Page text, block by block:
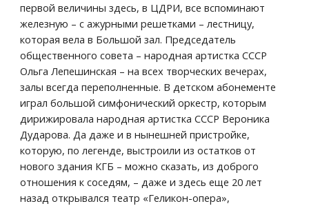
первой величины здесь, в ЦДРИ, все вспоминают
железную – с ажурными решетками – лестницу,
которая вела в Большой зал. Председатель
общественного совета – народная артистка СССР
Ольга Лепешинская – на всех творческих вечерах,
залы всегда переполненные. В детском абонементе
играл большой симфонический оркестр, которым
дирижировала народная артистка СССР Вероника
Дударова. Да даже и в нынешней пристройке,
которую, по легенде, выстроили из остатков от
нового здания КГБ – можно сказать, из доброго
отношения к соседям, – даже и здесь еще 20 лет
назад открывался театр «Геликон-опера»,